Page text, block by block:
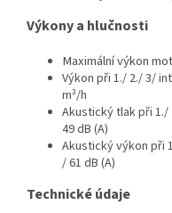
Výkony a hlučnosti
Maximální výkon
Výkon při 1./ 2./ 3/
m³/h
Akustický tlak při 1./
49 dB (A)
Akustický výkon při
/ 61 dB (A)
Technické údaje